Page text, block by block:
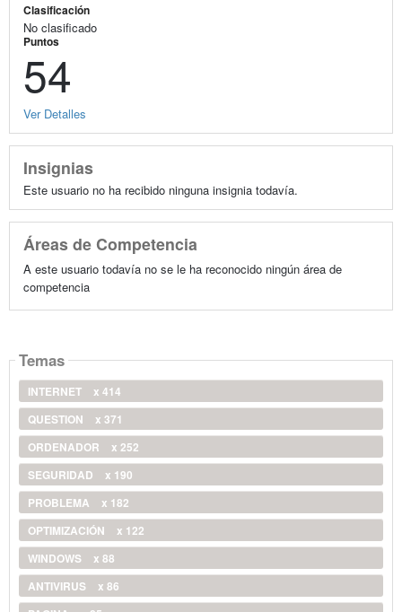
Clasificación
No clasificado
Puntos
54
Ver Detalles
Insignias
Este usuario no ha recibido ninguna insignia todavía.
Áreas de Competencia
A este usuario todavía no se le ha reconocido ningún área de
competencia
Temas
INTERNET
x 414
QUESTION
x 371
ORDENADOR
x 252
SEGURIDAD
x 190
PROBLEMA
x 182
OPTIMIZACIÓN
x 122
WINDOWS
x 88
ANTIVIRUS
x 86